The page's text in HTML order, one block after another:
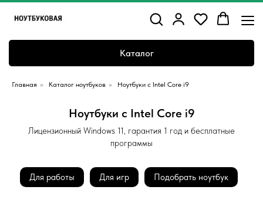
Каталог
Главная » Каталог ноутбуков » Ноутбуки с Intel Core i9
Ноутбуки с Intel Core i9
Лицензионный Windows 11, гарантия 1 год и бесплатные
программы
Для работы Для игр Подобрать ноутбук